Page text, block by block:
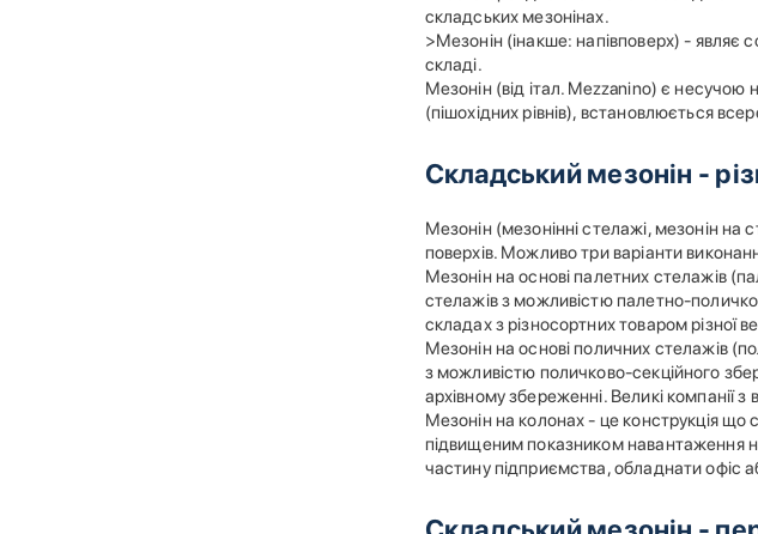
складських мезонінах.
>Мезонін (інакше: напівповерх) - являє
складі.
Мезонін (від італ. Mezzanino) є несучою
(пішохідних рівнів), встановлюється
Складський мезонін -
Мезонін (мезонінні стелажі, мезонін
поверхів. Можливо три варіанти
Мезонін на основі палетних стелажів
стелажів з можливістю палетно-
складах з різносортних товаром різної
Мезонін на основі поличних стелажів
з можливістю поличково-секційного
архівному збереженні. Великі компанії
Мезонін на колонах - це конструкція що
підвищеним показником навантаження
частину підприємства, обладнати офіс